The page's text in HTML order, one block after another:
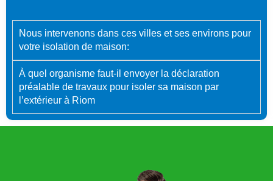
Nous intervenons dans ces villes et ses environs pour
votre isolation de maison:
À quel organisme faut-il envoyer la déclaration
préalable de travaux pour isoler sa maison par
l’extérieur à Riom